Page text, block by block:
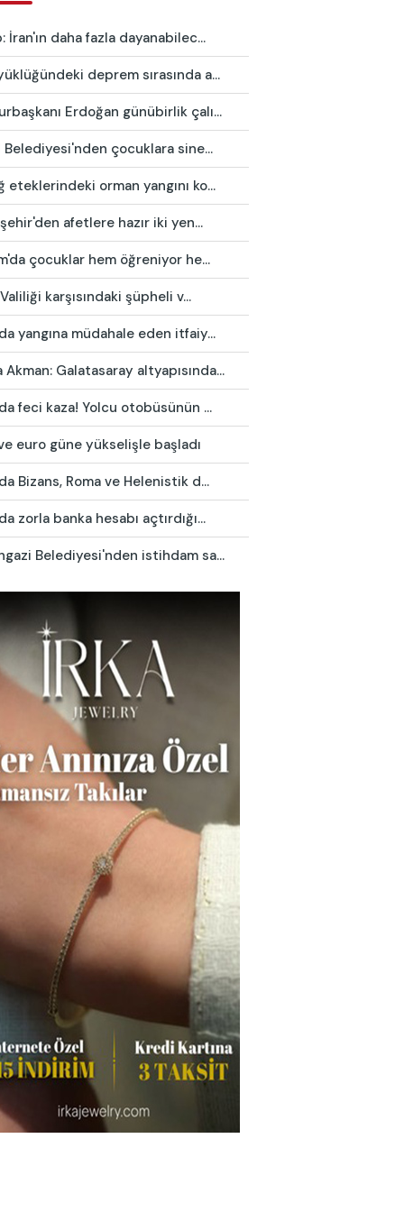
İran'ın daha fazla dayanabilec...
deprem sırasında a...
Erdoğan günübirlik çalı...
Belediyesi'nden çocuklara sine...
eteklerindeki orman yangını ko...
afetlere hazır iki yen...
çocuklar hem öğreniyor he...
karşısındaki şüpheli v...
yangına müdahale eden itfaiy...
Akman: Galatasaray altyapısında...
feci kaza! Yolcu otobüsünün ...
euro güne yükselişle başladı
Bizans, Roma ve Helenistik d...
zorla banka hesabı açtırdığı...
Belediyesi'nden istihdam sa...